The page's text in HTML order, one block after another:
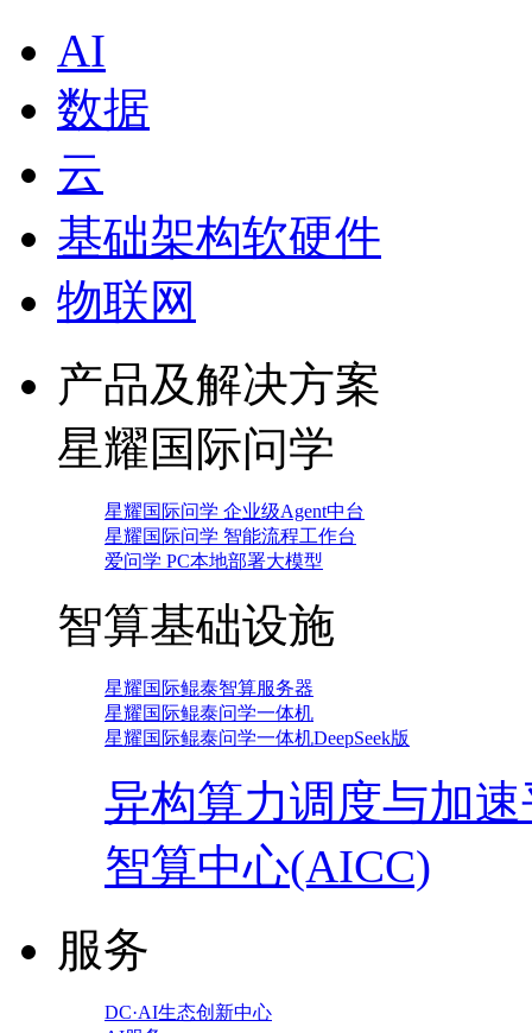
AI
数据
云
基础架构软硬件
物联网
产品及解决方案
星耀国际问学
星耀国际问学 企业级Agent中台
星耀国际问学 智能流程工作台
爱问学 PC本地部署大模型
智算基础设施
星耀国际鲲泰智算服务器
星耀国际鲲泰问学一体机
星耀国际鲲泰问学一体机DeepSeek版
异构算力调度与加
智算中心(AICC)
服务
DC·AI生态创新中心